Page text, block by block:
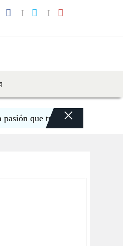
que transforma cada apuesta
×